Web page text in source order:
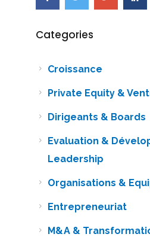
Categories
Croissance
Private Equity &
Dirigeants & Boards
Evaluation &
Leadership
Organisations &
Entrepreneuriat
M&A &